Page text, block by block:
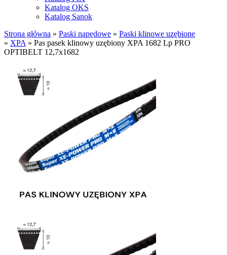
Katalog OKS
Katalog Sanok
Strona główna » Paski napędowe » Paski klinowe uzębione
» XPA » Pas pasek klinowy uzębiony XPA 1682 Lp PRO
OPTIBELT 12,7x1682